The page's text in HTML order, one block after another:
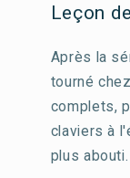
Leçon
Après la
tourné
complets,
claviers à
plus abouti.